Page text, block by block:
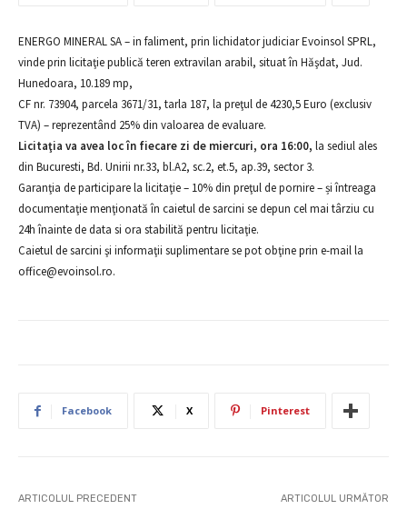
ENERGO MINERAL SA – in faliment, prin lichidator judiciar Evoinsol SPRL,
vinde prin licitaţie publică teren extravilan arabil, situat în Hăşdat, Jud.
Hunedoara, 10.189 mp,
CF nr. 73904, parcela 3671/31, tarla 187, la preţul de 4230,5 Euro (exclusiv
TVA) – reprezentând 25% din valoarea de evaluare.
Licitaţia va avea loc în fiecare zi de miercuri, ora 16:00, la sediul ales
din Bucuresti, Bd. Unirii nr.33, bl.A2, sc.2, et.5, ap.39, sector 3.
Garanţia de participare la licitaţie – 10% din preţul de pornire – și întreaga
documentaţie menţionată în caietul de sarcini se depun cel mai târziu cu
24h înainte de data si ora stabilită pentru licitaţie.
Caietul de sarcini şi informaţii suplimentare se pot obţine prin e-mail la
office@evoinsol.ro.
Facebook X Pinterest
ARTICOLUL PRECEDENT ARTICOLUL URMĂTOR